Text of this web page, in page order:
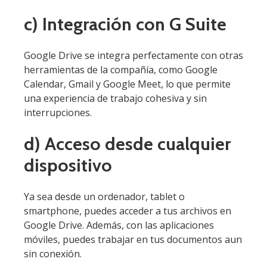
c) Integración con G Suite
Google Drive se integra perfectamente con otras
herramientas de la compañía, como Google
Calendar, Gmail y Google Meet, lo que permite
una experiencia de trabajo cohesiva y sin
interrupciones.
d) Acceso desde cualquier
dispositivo
Ya sea desde un ordenador, tablet o
smartphone, puedes acceder a tus archivos en
Google Drive. Además, con las aplicaciones
móviles, puedes trabajar en tus documentos aun
sin conexión.